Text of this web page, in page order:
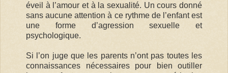
éveil à l’amour et à la sexualité. Un cours donné
sans aucune attention à ce rythme de l’enfant est
une forme d’agression sexuelle et
psychologique.
Si l’on juge que les parents n’ont pas toutes les
connaissances nécessaires pour bien outiller